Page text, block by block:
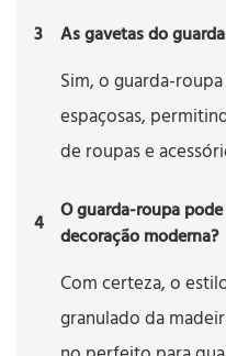
3 As gavetas do
Sim, o guarda-
espaçosas,
de roupas e
4 O guarda-roupa
decoração moderna?
Com certeza, o
granulado da